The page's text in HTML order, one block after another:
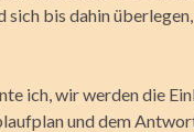
sich bis dahin
ich, wir werden die
und dem